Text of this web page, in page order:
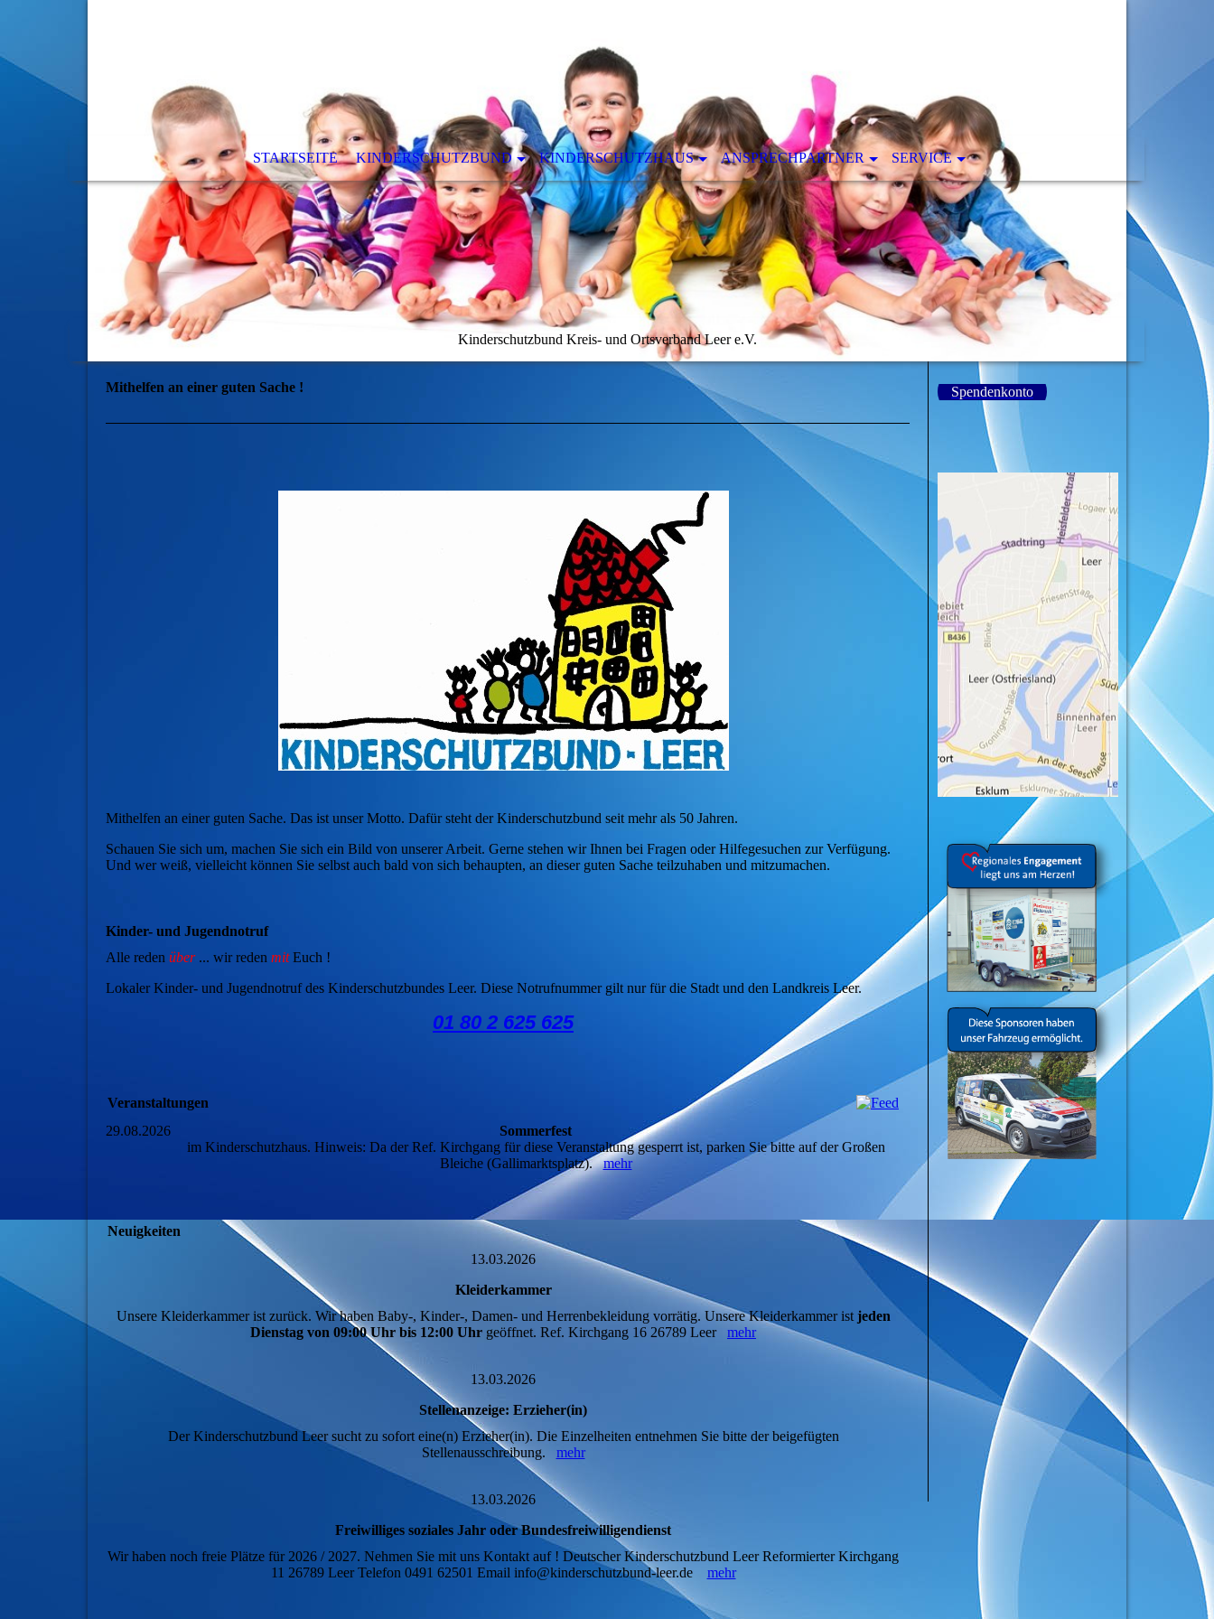
STARTSEITE KINDERSCHUTZBUND KINDERSCHUTZHAUS ANSPRECHPARTNER SERVICE
Kinderschutzbund Kreis- und Ortsverband Leer e.V.
Mithelfen an einer guten Sache !
Mithelfen an einer guten Sache. Das ist unser Motto. Dafür steht der Kinderschutzbund seit mehr als 50 Jahren.
Schauen Sie sich um, machen Sie sich ein Bild von unserer Arbeit. Gerne stehen wir Ihnen bei Fragen oder Hilfegesuchen zur Verfügung.
Und wer weiß, vielleicht können Sie selbst auch bald von sich behaupten, an dieser guten Sache teilzuhaben und mitzumachen.
Kinder- und Jugendnotruf
Alle reden über... wir reden mitEuch !
Lokaler Kinder- und Jugendnotruf des Kinderschutzbundes Leer. Diese Notrufnummer gilt nur für die Stadt und den Landkreis Leer.
01 80 2 625 625
Veranstaltungen
29.08.2026
Sommerfest
im Kinderschutzhaus. Hinweis: Da der Ref. Kirchgang für diese Veranstaltung gesperrt ist, parken Sie bitte auf der Großen
Bleiche (Gallimarktsplatz).mehr
Neuigkeiten
13.03.2026
Kleiderkammer
Unsere Kleiderkammer ist zurück. Wir haben Baby-, Kinder-, Damen- und Herrenbekleidung vorrätig. Unsere Kleiderkammer ist jeden
Dienstag von 09:00 Uhr bis 12:00 Uhr geöffnet. Ref. Kirchgang 16 26789 Leer mehr
13.03.2026
Stellenanzeige: Erzieher(in)
Der Kinderschutzbund Leer sucht zu sofort eine(n) Erzieher(in). Die Einzelheiten entnehmen Sie bitte der beigefügten
Stellenausschreibung. mehr
13.03.2026
Freiwilliges soziales Jahr oder Bundesfreiwilligendienst
Wir haben noch freie Plätze für 2026 / 2027. Nehmen Sie mit uns Kontakt auf ! Deutscher Kinderschutzbund Leer Reformierter Kirchgang
11 26789 Leer Telefon 0491 62501 Email info@kinderschutzbund-leer.de mehr
Spendenkonto